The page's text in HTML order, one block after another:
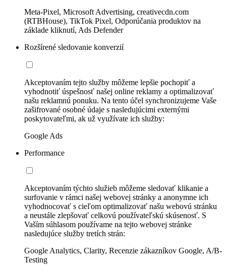
Meta-Pixel, Microsoft Advertising, creativecdn.com
(RTBHouse), TikTok Pixel, Odporúčania produktov na
základe kliknutí, Ads Defender
Rozšírené sledovanie konverzií
Akceptovaním tejto služby môžeme lepšie pochopiť a
vyhodnotiť úspešnosť našej online reklamy a optimalizovať
našu reklamnú ponuku. Na tento účel synchronizujeme Vaše
zašifrované osobné údaje s nasledujúcimi externými
poskytovateľmi, ak už využívate ich služby:
Google Ads
Performance
Akceptovaním týchto služieb môžeme sledovať klikanie a
surfovanie v rámci našej webovej stránky a anonymne ich
vyhodnocovať s cieľom optimalizovať našu webovú stránku
a neustále zlepšovať celkovú používateľskú skúsenosť. S
Vaším súhlasom používame na tejto webovej stránke
nasledujúce služby tretích strán:
Google Analytics, Clarity, Recenzie zákazníkov Google, A/B-
Testing